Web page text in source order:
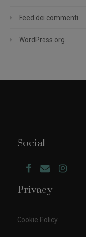
Feed dei commenti
WordPress.org
Social
Privacy
Cookie Policy